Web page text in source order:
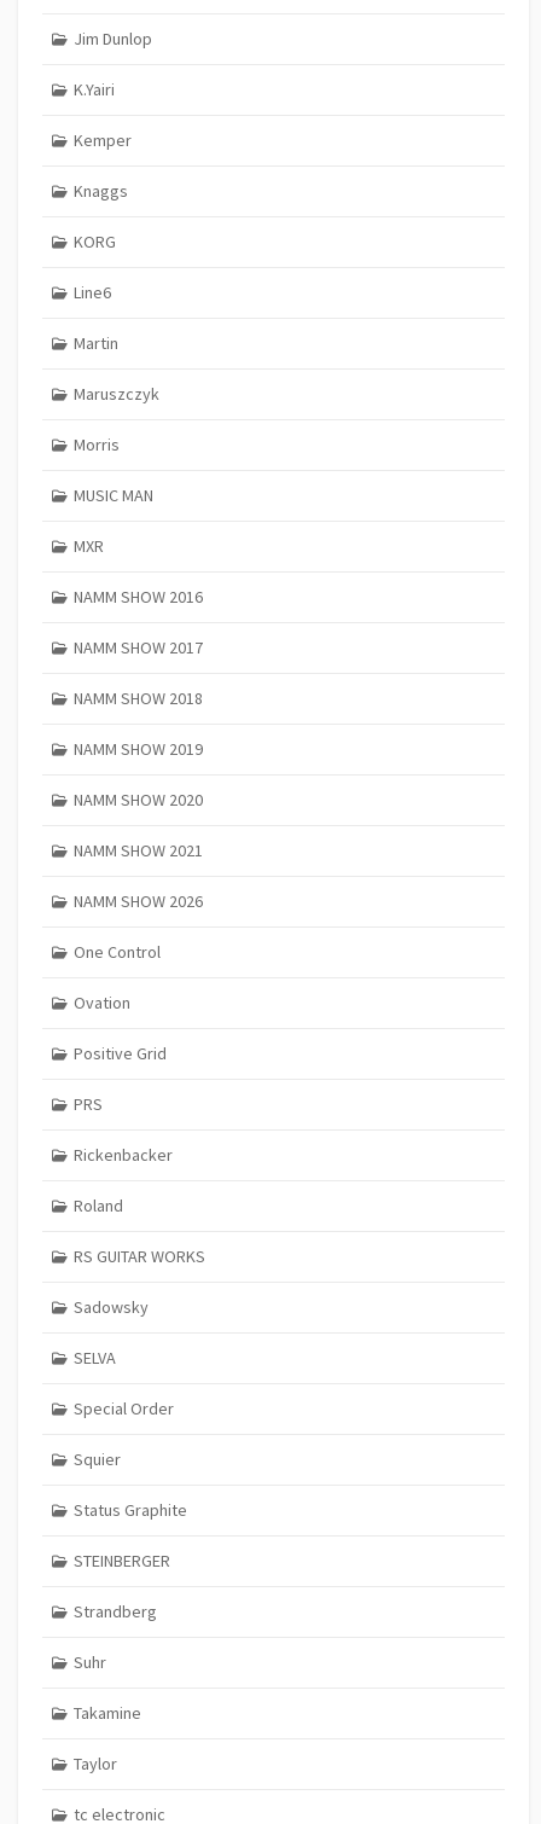
Jim Dunlop
K.Yairi
Kemper
Knaggs
KORG
Line6
Martin
Maruszczyk
Morris
MUSIC MAN
MXR
NAMM SHOW 2016
NAMM SHOW 2017
NAMM SHOW 2018
NAMM SHOW 2019
NAMM SHOW 2020
NAMM SHOW 2021
NAMM SHOW 2026
One Control
Ovation
Positive Grid
PRS
Rickenbacker
Roland
RS GUITAR WORKS
Sadowsky
SELVA
Special Order
Squier
Status Graphite
STEINBERGER
Strandberg
Suhr
Takamine
Taylor
tc electronic